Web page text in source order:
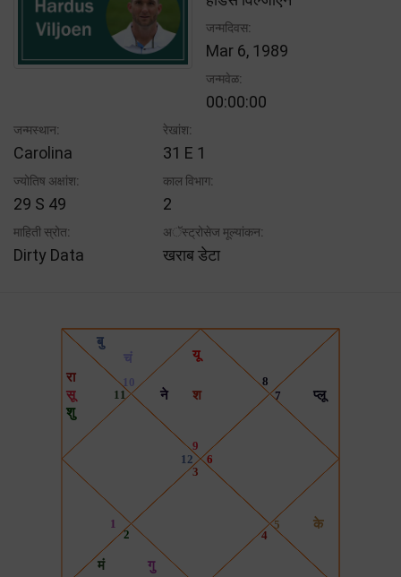
जन्मदिवस:
Mar 6, 1989
जन्मवेळ:
00:00:00
जन्मस्थान:
Carolina
रेखांश:
31 E 1
ज्योतिष अक्षांश:
29 S 49
काल विभाग:
2
माहिती स्रोत:
Dirty Data
अॅस्ट्रोसेज मूल्यांकन:
खराब डेटा